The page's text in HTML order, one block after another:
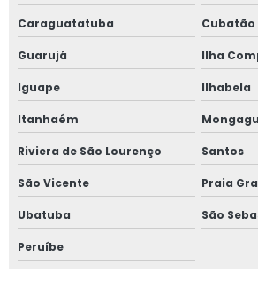
Janela de correr 2 folhas
Janela de correr 2 folhas alumínio
Janela de correr 3 folhas
Janela de correr 4 folhas
Janela de correr para quarto
Janela fixa vidro duplo
Caraguatatuba Cubatão
Guarujá Ilha
Iguape Ilhabela
Itanhaém
Riviera de São Lourenço Santos
São Vicente Praia
Ubatuba São
Peruíbe